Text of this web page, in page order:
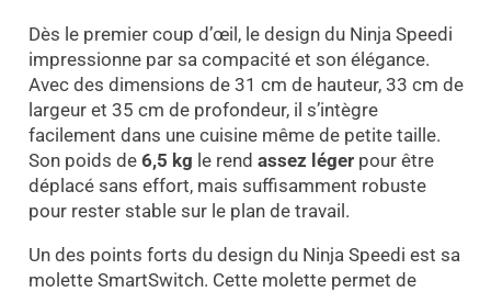
Dès le premier coup d’œil, le design du Ninja Speedi
impressionne par sa compacité et son élégance.
Avec des dimensions de 31 cm de hauteur, 33 cm de
largeur et 35 cm de profondeur, il s’intègre
facilement dans une cuisine même de petite taille.
Son poids de6,5 kg le rend assez légerpour être
déplacé sans effort, mais suffisamment robuste
pour rester stable sur le plan de travail.
Un des points forts du design du Ninja Speedi est sa
molette SmartSwitch. Cette molette permet de